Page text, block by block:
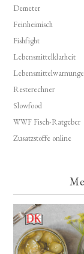
Demeter
Feinheimisch
Fishfight
Lebensmittelklarheit
Resterechner
Slowfood
WWF Fisch-Ratgeber
Zusatzstoffe online